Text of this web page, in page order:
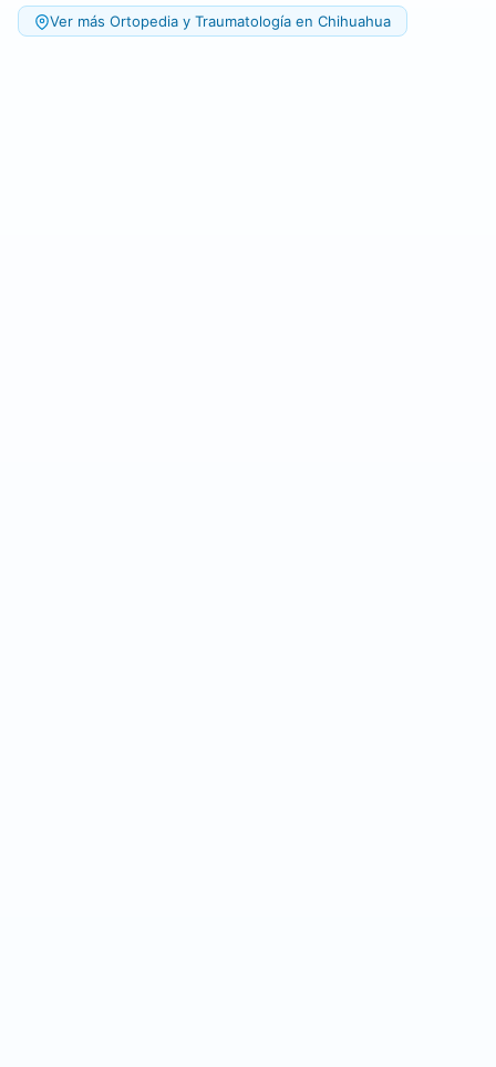
Ver más Ortopedia y Traumatología en Chihuahua